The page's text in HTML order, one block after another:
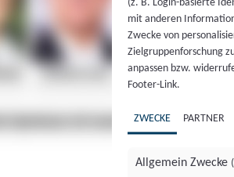
mit anderen
Zwecke von
Zielgruppenforschung
anpassen bzw.
Footer-Link.
ZWECKE PARTNER
Allgemein Zwecke